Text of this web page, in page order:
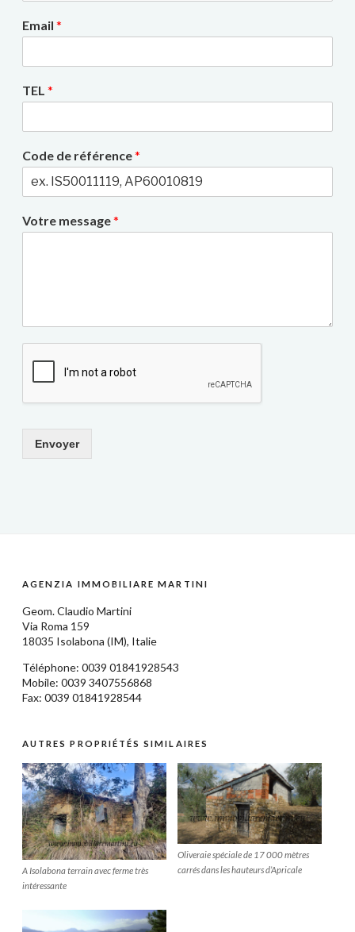
Email *
TEL *
Code de référence*
Votre message*
Envoyer
AGENZIA IMMOBILIARE MARTINI
Geom.Claudio Martini
Via Roma 159
18035 Isolabona (IM), Italie
Téléphone: 0039 01841928543
Mobile: 0039 3407556868
Fax: 0039 01841928544
AUTRES PROPRIÉTÉS SIMILAIRES
A Isolabona terrain avec ferme très
intéressante
Oliveraie spéciale de 17 000 mètres
carrés dans les hauteurs d’Apricale